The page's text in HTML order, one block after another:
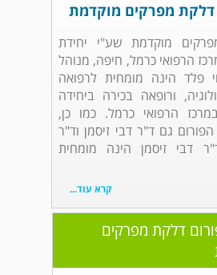
דלקת מפרקים מוקדמת
מוקדמת שע"י יחידת
הרפואי כרמל, חיפה, מנוהל
פלד הינה מומחית לרפואה
ורופאה בכירה ביחידה
הרפואי כרמל. כמו כן,
גם ד"ר דבי זיסמן וד"ר
דבי זיסמן הינה מומחית
קרא עוד...
דלקת מפרקים